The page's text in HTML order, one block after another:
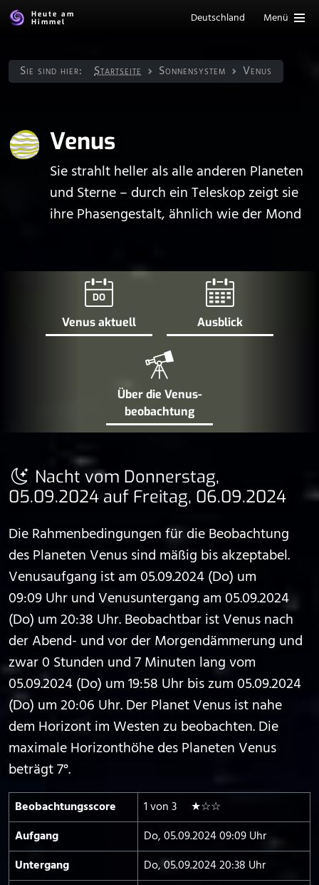
Heute am
Himmel
Deutschland Menü
Sie sind hier: Startseite Sonnen­system Venus
Venus
Sie strahlt heller als alle anderen Planeten
und Sterne – durch ein Teleskop zeigt sie
ihre Phasengestalt, ähnlich wie der Mond
DO
Venus aktuell Ausblick
Über die Venus­
beobachtung
Nacht vom Donnerstag,
05.09.2024 auf Freitag, 06.09.2024
Die Rahmenbedingungen für die Beobachtung
des Planeten Venus sind mäßig bis akzeptabel.
Venusaufgang ist am 05.09.2024 (Do) um
09:09 Uhr und Venusuntergang am 05.09.2024
(Do) um 20:38 Uhr. Beobachtbar ist Venus nach
der Abend- und vor der Morgendämmerung und
zwar 0 Stunden und 7 Minuten lang vom
05.09.2024 (Do) um 19:58 Uhr bis zum 05.09.2024
(Do) um 20:06 Uhr. Der Planet Venus ist nahe
dem Horizont im Westen zu beobachten. Die
maximale Horizonthöhe des Planeten Venus
beträgt 7°.
Beobachtungs­score
1 von 3 ★☆☆
Aufgang
Do, 05.09.2024 09:09 Uhr
Untergang
Do, 05.09.2024 20:38 Uhr